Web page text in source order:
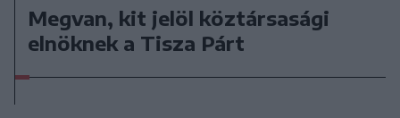
Megvan, kit jelöl köztársasági
elnöknek a Tisza Párt